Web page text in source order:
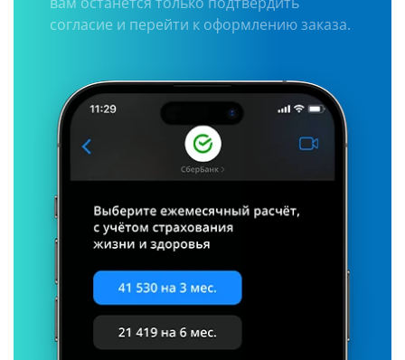
согласие и перейти к оформлению заказа.